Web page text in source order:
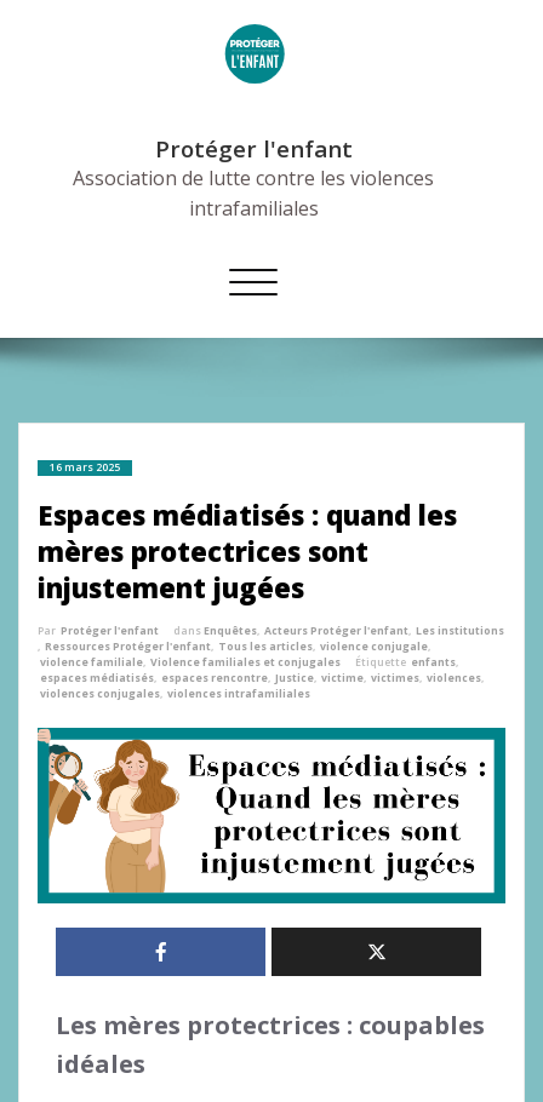
Protéger l'enfant
Association de lutte contre les violences
intrafamiliales
Afficher/masquer
la
16 mars 2025
Espaces médiatisés : quand les
mères protectrices sont
injustement jugées
Par Protéger l'enfant dansEnquêtes, Acteurs Protéger l'enfant, Les institutions
, Ressources Protéger l'enfant, Tous les articles, violence conjugale,
violence familiale, Violence familiales et conjugales Étiquette enfants,
espaces médiatisés, espaces rencontre, Justice, victime, victimes, violences,
violences conjugales, violences intrafamiliales
Les mères protectrices : coupables
idéales